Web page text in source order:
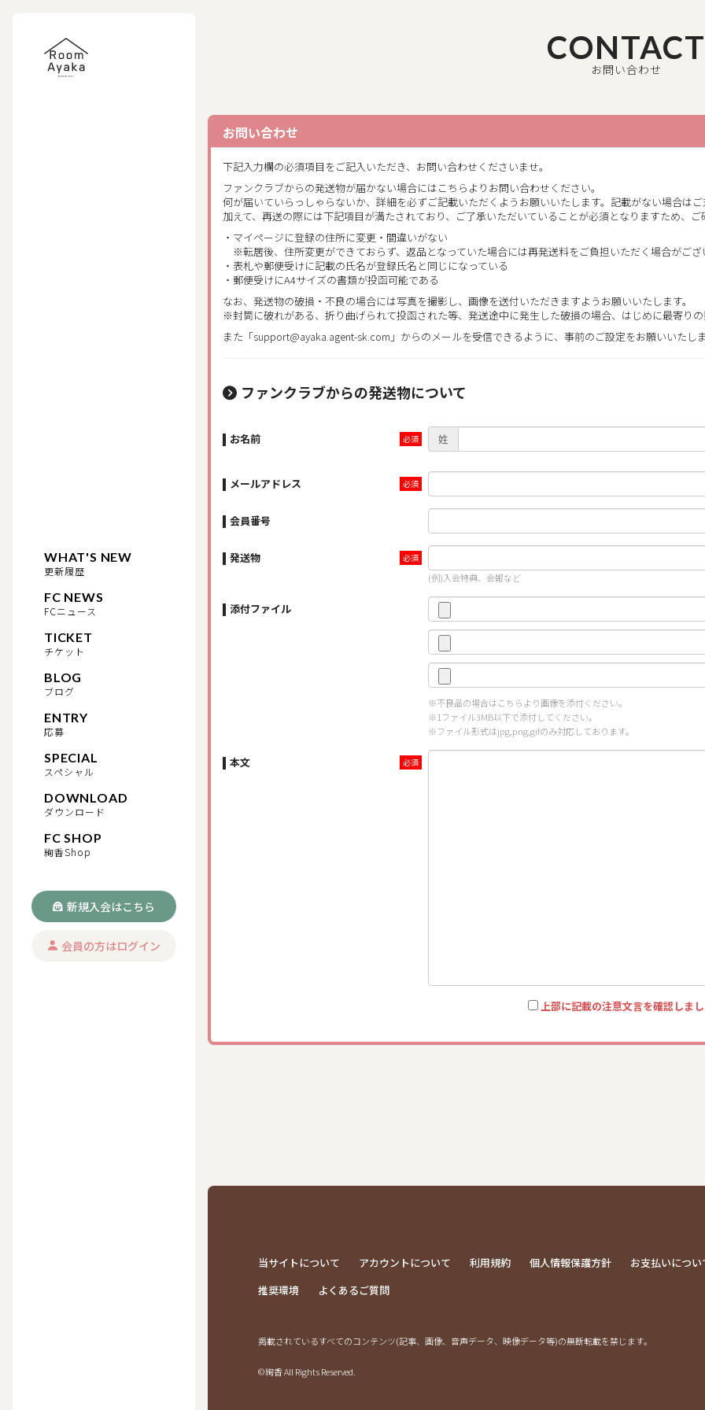
WHAT'S NEW
更新履歴
FC NEWS
FCニュース
TICKET
チケット
BLOG
ブログ
ENTRY
応募
SPECIAL
スペシャル
DOWNLOAD
ダウンロード
FC SHOP
絢香Shop
新規入会はこちら
会員の方はログイン
CONTACT
お問い合わせ
お問い合わせ
下記入力欄の必須項目をご記入いただき、お問い合わせくださいませ。
ファンクラブからの発送物が届かない場合にはこちらよりお問い合わせください。
何が届いていらっしゃらないか、詳細を必ずご記載いただくようお願いいたします。記載がない場合は
加えて、再送の際には下記項目が満たされており、ご了承いただいていることが必須となりますため、
・マイページに登録の住所に変更・間違いがない
※転居後、住所変更ができておらず、返品となっていた場合には再発送料をご負担いただく場合がござ
・表札や郵便受けに記載の氏名が登録氏名と同じになっている
・郵便受けにA4サイズの書類が投函可能である
なお、発送物の破損・不良の場合には写真を撮影し、画像を送付いただきますようお願いいたします。
※封筒に破れがある、折り曲げられて投函された等、発送途中に発生した破損の場合、はじめに最寄り
また「support@ayaka.agent-sk.com」からのメールを受信できるように、事前のご設定をお願いいたし
ファンクラブからの発送物について
お名前 姓
メールアドレス
会員番号
発送物
(例)入会特典、会報など
添付ファイル
※不良品の場合はこちらより画像を添付ください。
※1ファイル3MB以下で添付してください。
※ファイル形式はjpg,png,gifのみ対応しております。
本文
上部に記載の注意文言を確認しま
当サイトについて アカウントについて 利用規約 個人情報保護方針
お支払いについ
推奨環境
よくあるご質問
掲載されているすべてのコンテンツ(記事、画像、音声データ、映像データ等)の無断転載を禁じます。
©絢香 All Rights Reserved.